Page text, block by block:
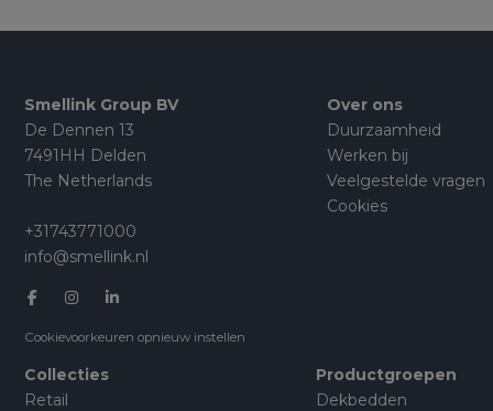
Smellink Group BV
De Dennen 13
7491HH Delden
The Netherlands
+31743771000
info@smellink.nl
Cookievoorkeuren opnieuw instellen
Over ons
Duurzaamheid
Werken bij
Veelgestelde vragen
Cookies
Collecties
Retail
Productgroepen
Dekbedden